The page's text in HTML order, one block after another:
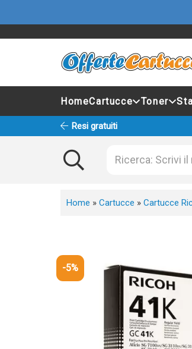
HomeCartucce Toner
Resi gratuiti
Home » Cartucce » Cartucce
-5%